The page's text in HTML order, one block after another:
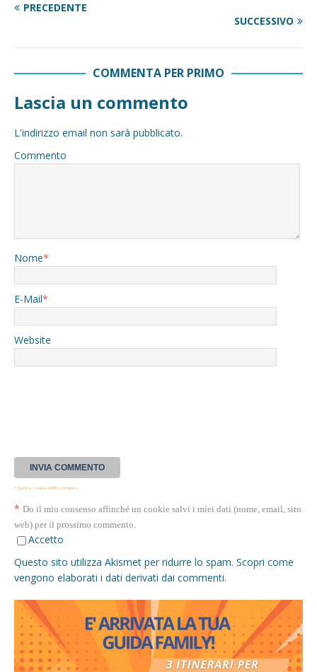
PRECEDENTE
SUCCESSIVO
COMMENTA PER PRIMO
Lascia un commento
L'indirizzo email non sarà pubblicato.
Commento
Nome*
E-Mail*
Website
* Questa casella GDPR è richiesta
* Do il mio consenso affinché un cookie salvi i miei dati (nome, email, sito
web) per il prossimo commento.
Accetto
Questo sito utilizza Akismet per ridurre lo spam. Scopri come
vengono elaborati i dati derivati dai commenti.